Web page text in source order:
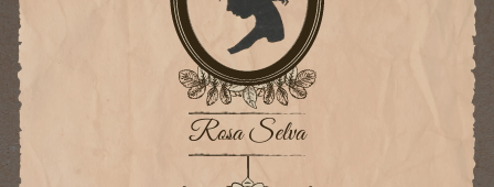
Rosa Selva